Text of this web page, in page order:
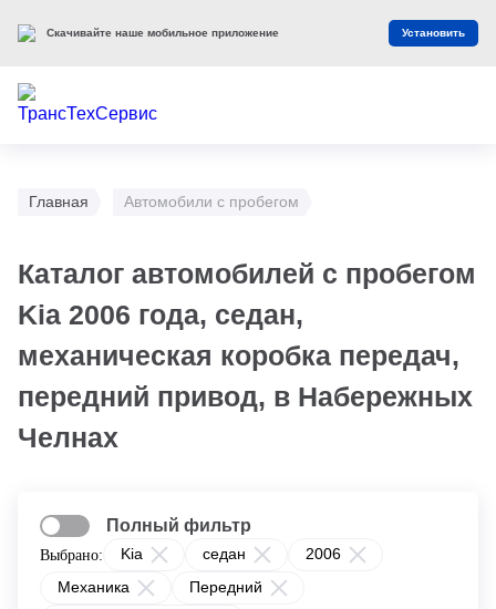
Главная Автомобили с пробегом
Каталог автомобилей с пробегом
Kia 2006 года, седан,
механическая коробка передач,
передний привод, в Набережных
Челнах
Выбрано: Kia седан
2006
Механика
Передний
Полный фильтр
Скачивайте наше мобильное приложение Установить